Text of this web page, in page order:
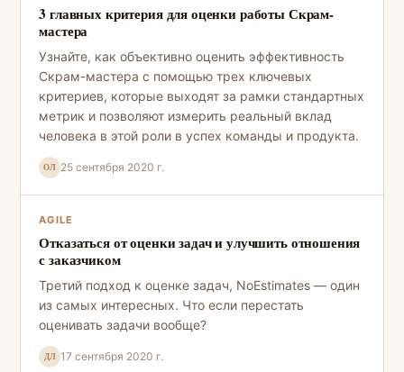
3 главных критерия для оценки работы Скрам-
мастера
Узнайте, как объективно оценить эффективность
Скрам-мастера с помощью трех ключевых
критериев, которые выходят за рамки стандартных
метрик и позволяют измерить реальный вклад
человека в этой роли в успех команды и продукта.
ОЛ 25 сентября 2020 г.
AGILE
Отказаться от оценки задач и улучшить отношения
с заказчиком
Третий подход к оценке задач, NoEstimates — один
из самых интересных. Что если перестать
оценивать задачи вообще?
ДЛ 17 сентября 2020 г.